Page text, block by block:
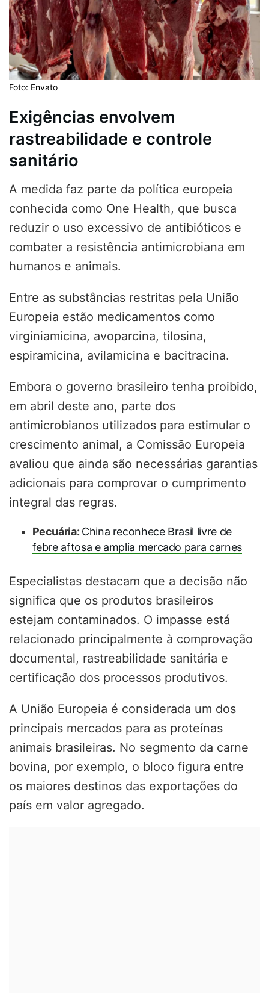
Foto: Envato
Exigências envolvem
rastreabilidade e controle
sanitário
A medida faz parte da política europeia
conhecida como One Health, que busca
reduzir o uso excessivo de antibióticos e
combater a resistência antimicrobiana em
humanos e animais.
Entre as substâncias restritas pela União
Europeia estão medicamentos como
virginiamicina, avoparcina, tilosina,
espiramicina, avilamicina e bacitracina.
Embora o governo brasileiro tenha proibido,
em abril deste ano, parte dos
antimicrobianos utilizados para estimular o
crescimento animal, a Comissão Europeia
avaliou que ainda são necessárias garantias
adicionais para comprovar o cumprimento
integral das regras.
Pecuária: China reconhece Brasil livre de
febre aftosa e amplia mercado para carnes
Especialistas destacam que a decisão não
significa que os produtos brasileiros
estejam contaminados. O impasse está
relacionado principalmente à comprovação
documental, rastreabilidade sanitária e
certificação dos processos produtivos.
A União Europeia é considerada um dos
principais mercados para as proteínas
animais brasileiras. No segmento da carne
bovina, por exemplo, o bloco figura entre
os maiores destinos das exportações do
país em valor agregado.